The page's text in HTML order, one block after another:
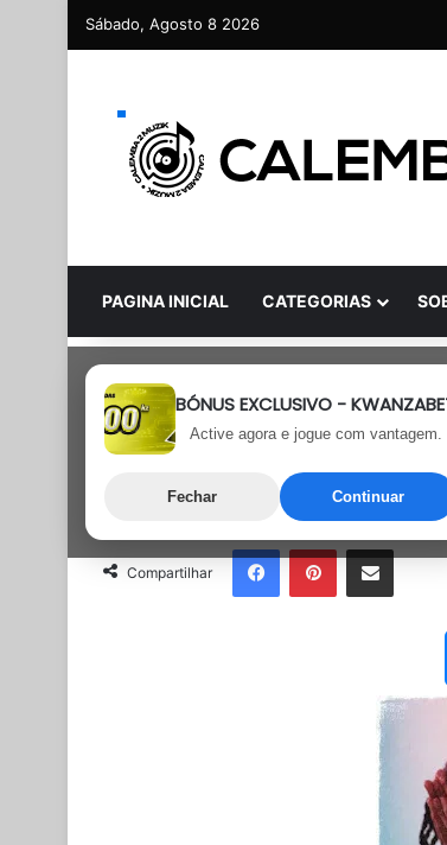
Sábado, Agosto 8 2026
PAGINA INICIAL CATEGORIAS
BÓNUS EXCLUSIVO -
Active agora e jogue com vantagem.
Fechar Continuar
Rap
Fábio Hustle
Última atualização: 3 de
Compartilhar
FacebookPinterestPartilhar Via Email